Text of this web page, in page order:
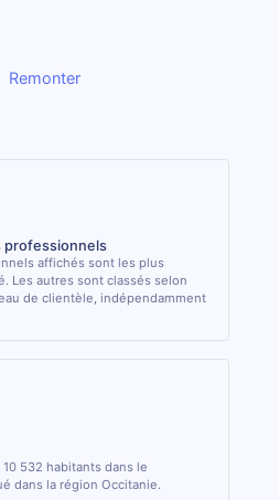
Remonter
professionnels
affichés sont les plus
Les autres sont classés selon
de clientèle, indépendamment
532 habitants dans le
dans la région Occitanie.